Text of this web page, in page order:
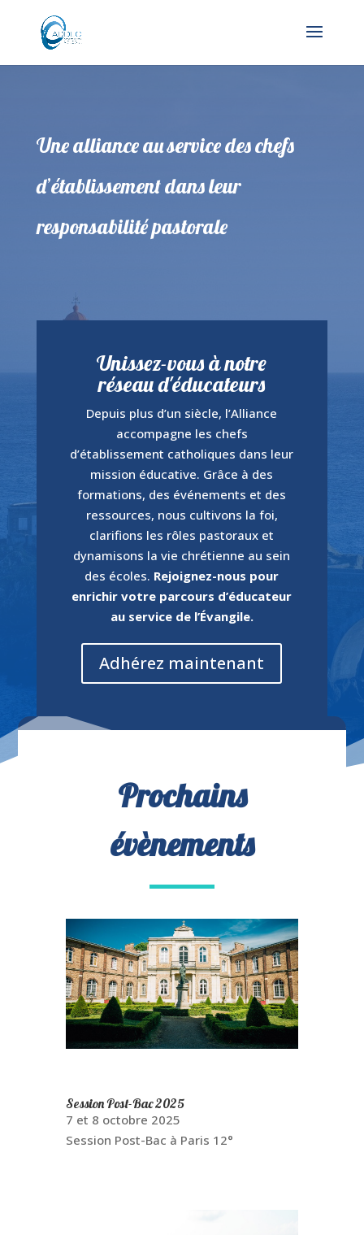
Une alliance au service des chefs
d’établissement dans leur
responsabilité pastorale
Unissez-vous à notre
réseau d'éducateurs
Depuis plus d’un siècle, l’Alliance
accompagne les chefs
d’établissement catholiques dans leur
mission éducative. Grâce à des
formations, des événements et des
ressources, nous cultivons la foi,
clarifions les rôles pastoraux et
dynamisons la vie chrétienne au sein
des écoles. Rejoignez-nous pour
enrichir votre parcours d’éducateur
au service de l’Évangile.
Adhérez maintenant
Prochains
évènements
Session Post-Bac 2025
7 et 8 octobre 2025
Session Post-Bac à Paris 12°